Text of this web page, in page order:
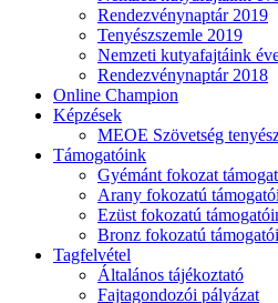
Rendezvénynaptár 2019
Tenyészszemle 2019
Nemzeti kutyafajtáink
Rendezvénynaptár 2018
Online Champion
Képzések
MEOE Szövetség
Támogatóink
Gyémánt fokozat
Arany fokozatú
Ezüst fokozatú
Bronz fokozatú
Tagfelvétel
Általános tájékoztató
Fajtagondozói pályázat